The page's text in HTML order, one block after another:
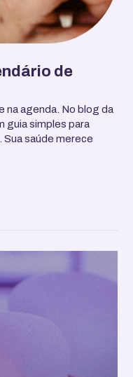
de
na agenda. No blog da
guia simples para
Sua saúde merece